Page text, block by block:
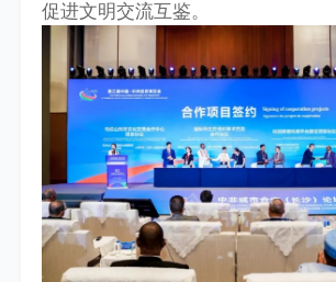
促进文明交流互鉴。